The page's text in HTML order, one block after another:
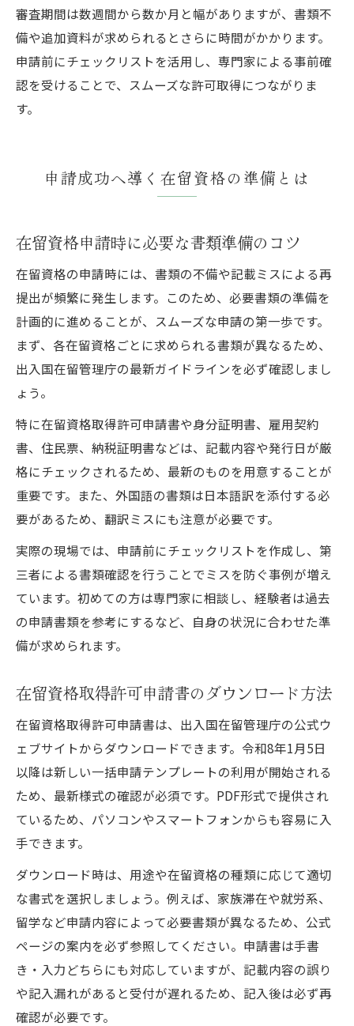
審査期間は数週間から数か月と幅がありますが、書類不
備や追加資料が求められるとさらに時間がかかります。
申請前にチェックリストを活用し、専門家による事前確
認を受けることで、スムーズな許可取得につながりま
す。
申請成功へ導く在留資格の準備とは
在留資格申請時に必要な書類準備のコツ
在留資格の申請時には、書類の不備や記載ミスによる再
提出が頻繁に発生します。このため、必要書類の準備を
計画的に進めることが、スムーズな申請の第一歩です。
まず、各在留資格ごとに求められる書類が異なるため、
出入国在留管理庁の最新ガイドラインを必ず確認しまし
ょう。
特に在留資格取得許可申請書や身分証明書、雇用契約
書、住民票、納税証明書などは、記載内容や発行日が厳
格にチェックされるため、最新のものを用意することが
重要です。また、外国語の書類は日本語訳を添付する必
要があるため、翻訳ミスにも注意が必要です。
実際の現場では、申請前にチェックリストを作成し、第
三者による書類確認を行うことでミスを防ぐ事例が増え
ています。初めての方は専門家に相談し、経験者は過去
の申請書類を参考にするなど、自身の状況に合わせた準
備が求められます。
在留資格取得許可申請書のダウンロード方法
在留資格取得許可申請書は、出入国在留管理庁の公式ウ
ェブサイトからダウンロードできます。令和8年1月5日
以降は新しい一括申請テンプレートの利用が開始される
ため、最新様式の確認が必須です。PDF形式で提供され
ているため、パソコンやスマートフォンからも容易に入
手できます。
ダウンロード時は、用途や在留資格の種類に応じて適切
な書式を選択しましょう。例えば、家族滞在や就労系、
留学など申請内容によって必要書類が異なるため、公式
ページの案内を必ず参照してください。申請書は手書
き・入力どちらにも対応していますが、記載内容の誤り
や記入漏れがあると受付が遅れるため、記入後は必ず再
確認が必要です。